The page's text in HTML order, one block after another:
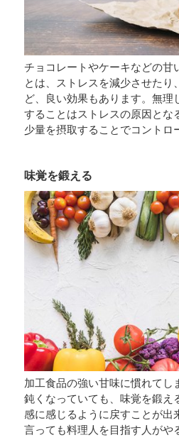
チョコレートやケーキなどの甘
とは、ストレスを減少させたり
ど、良い効果もあります。無理
することはストレスの原因とな
少量を摂取することでコントロ
味覚を鍛える
加工食品の強い甘味に慣れてし
鈍くなっていても、味覚を鍛え
感に感じるように戻すことが出
言っても料理人を目指す人がや